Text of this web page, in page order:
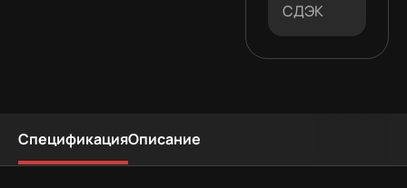
СДЭК
СпецификацияОписание